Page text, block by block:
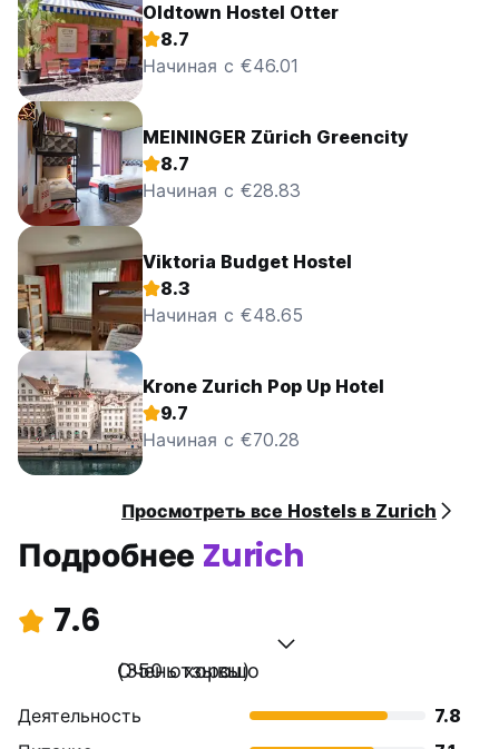
Oldtown Hostel Otter
8.7
Начиная с €46.01
MEININGER Zürich Greencity
8.7
Начиная с €28.83
Viktoria Budget Hostel
8.3
Начиная с €48.65
Krone Zurich Pop Up Hotel
9.7
Начиная с €70.28
Просмотреть все Hostels в Zurich
Подробнее Zurich
7.6
Очень хорошо
(350 отзывы)
Деятельность
7.8